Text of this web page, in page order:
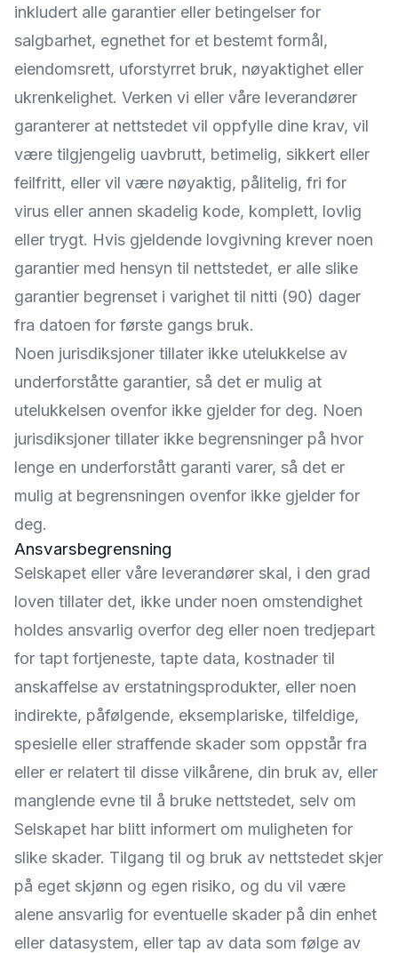
inkludert alle garantier eller betingelser for
salgbarhet, egnethet for et bestemt formål,
eiendomsrett, uforstyrret bruk, nøyaktighet eller
ukrenkelighet. Verken vi eller våre leverandører
garanterer at nettstedet vil oppfylle dine krav, vil
være tilgjengelig uavbrutt, betimelig, sikkert eller
feilfritt, eller vil være nøyaktig, pålitelig, fri for
virus eller annen skadelig kode, komplett, lovlig
eller trygt. Hvis gjeldende lovgivning krever noen
garantier med hensyn til nettstedet, er alle slike
garantier begrenset i varighet til nitti (90) dager
fra datoen for første gangs bruk.
Noen jurisdiksjoner tillater ikke utelukkelse av
underforståtte garantier, så det er mulig at
utelukkelsen ovenfor ikke gjelder for deg. Noen
jurisdiksjoner tillater ikke begrensninger på hvor
lenge en underforstått garanti varer, så det er
mulig at begrensningen ovenfor ikke gjelder for
deg.
Ansvarsbegrensning
Selskapet eller våre leverandører skal, i den grad
loven tillater det, ikke under noen omstendighet
holdes ansvarlig overfor deg eller noen tredjepart
for tapt fortjeneste, tapte data, kostnader til
anskaffelse av erstatningsprodukter, eller noen
indirekte, påfølgende, eksemplariske, tilfeldige,
spesielle eller straffende skader som oppstår fra
eller er relatert til disse vilkårene, din bruk av, eller
manglende evne til å bruke nettstedet, selv om
Selskapet har blitt informert om muligheten for
slike skader. Tilgang til og bruk av nettstedet skjer
på eget skjønn og egen risiko, og du vil være
alene ansvarlig for eventuelle skader på din enhet
eller datasystem, eller tap av data som følge av